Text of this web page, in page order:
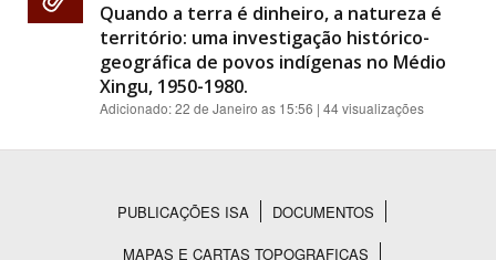
Quando a terra é dinheiro, a natureza é
território: uma investigação histórico-
geográfica de povos indígenas no Médio
Xingu, 1950-1980.
Adicionado:22 de Janeiro as 15:56 | 44 visualizações
Rodapé
PUBLICAÇÕES ISA
DOCUMENTOS
MAPAS E CARTAS TOPOGRAFICAS